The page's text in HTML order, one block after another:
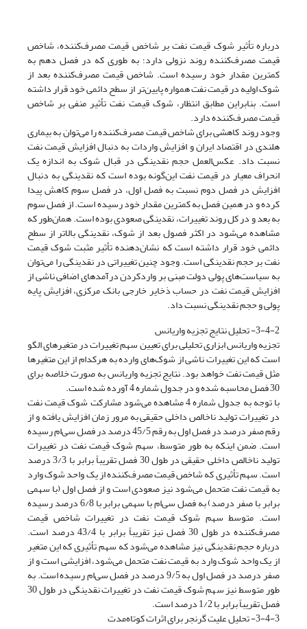
درباره تأثیر شوک قیمت نفت بر شاخص قیمت مصرف‌کننده، شاخص
قیمت مصرف‌کننده روند نزولی دارد؛ به طوری که در فصل دهم به
کمترین مقدار خود رسیده است. شاخص قیمت مصرف‌کننده بعد از
شوک اولیه در قیمت نفت همواره پایین‌تر از سطح دائمی خود قرار داشته
است. بنابراین مطابق انتظار، شوک قیمت نفت تأثیر منفی بر شاخص
قیمت مصرف‌کننده دارد.
وجود روند کاهشی برای شاخص قیمت مصرف‌کننده را می‌توان به بیماری
هلندی در اقتصاد ایران و افزایش واردات به دنبال افزایش قیمت نفت
نسبت داد. عکس‌العمل حجم نقدینگی در قبال شوک به اندازه یک
انحراف معیار در قیمت نفت این‌گونه بوده است که نقدینگی به دنبال
افزایش در فصل دوم نسبت به فصل اول، در فصل سوم کاهش پیدا
کرده و در همین فصل به کمترین مقدار خود رسیده است. از فصل سوم
به بعد و در کل روند تغییرات، نقدینگی صعودی بوده است. همان‌طور که
مشاهده می‌شود در اکثر فصول بعد از شوک، نقدینگی بالاتر از سطح
دائمی خود قرار داشته است که نشان‌دهنده تأثیر مثبت شوک قیمت
نفت بر حجم نقدینگی است. وجود چنین تغییراتی در نقدینگی را می‌توان
به سیاست‌های پولی دولت مبنی بر وارد‌کردن درآمدهای اضافی ناشی از
افزایش قیمت نفت در حساب ذخایر خارجی بانک مرکزی، افزایش پایه
پولی و حجم نقدینگی نسبت داد.
3-4-2- تحلیل نتایج تجزیه واریانس
تجزیه واریانس ابزاری تحلیلی برای تعیین سهم تغییرات در متغیرهای الگو
است که این تغییرات ناشی از شوک‌های وارده به هرکدام از این متغیرها
مثل قیمت نفت خواهد بود. نتایج تجزیه واریانس به صورت خلاصه برای
30 فصل محاسبه شده و در جدول شماره 4 آورده شده است.
با توجه به جدول شماره 4 مشاهده می‌شود مشارکت شوک قیمت نفت
در تغییرات تولید ناخالص داخلی حقیقی به مرور زمان افزایش یافته و از
رقم صفر درصد در فصل اول به رقم 45/5 درصد در فصل سی‌ام رسیده
است. ضمن اینکه به طور متوسط، سهم شوک قیمت نفت در تغییرات
تولید ناخالص داخلی حقیقی در طول 30 فصل تقریباً برابر با 3/3 درصد
است. سهم تأثیری که شاخص قیمت مصرف‌کننده از یک واحد شوک وارد
به قیمت نفت متحمل می‌شود نیز صعودی است و از فصل اول (با سهمی
برابر با صفر درصد) به فصل سی‌ام با سهمی برابر با 6/8 درصد رسیده
است. متوسط سهم شوک قیمت نفت در تغییرات شاخص قیمت
مصرف‌کننده در طول 30 فصل نیز تقریباً برابر با 43/4 درصد است.
درباره حجم نقدینگی نیز مشاهده می‌شود که سهم تأثیری که این متغیر
از یک واحد شوک وارد به قیمت نفت متحمل می‌شود، افزایشی است و از
صفر درصد در فصل اول به 9/5 درصد در فصل سی‌ام رسیده است. به
طور متوسط نیز سهم شوک قیمت نفت در تغییرات نقدینگی در طول 30
فصل تقریباً برابر با 1/2 درصد است.
3-4-3- تحلیل علیت گرنجر برای اثرات کوتاه‌مدت